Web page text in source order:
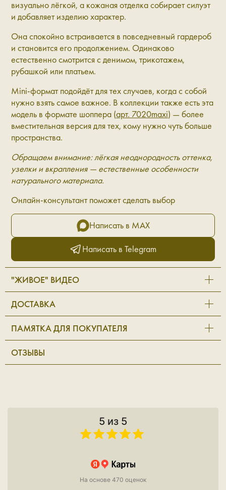
визуально лёгкой, а кожаная отделка собирает силуэт
и добавляет изделию характер.
Она спокойно встраивается в повседневный гардероб
и становится его продолжением. Одинаково
естественно смотрится с денимом, трикотажем,
рубашкой или платьем.
Mini-формат подойдёт для тех случаев, когда с собой
нужно взять самое важное. В коллекции также есть эта
модель в формате шоппера (арт. 7020maxi) — более
вместительная версия для тех, кому нужно чуть больше
пространства.
Обращаем внимание: лёгкая неоднородность оттенка,
узелки и вкрапления — естественные особенности
натурального материала.
Онлайн-консультант поможет сделать выбор
Написать в MAX
Написать в Telegram
"ЖИВОЕ" ВИДЕО
ДОСТАВКА
ПАМЯТКА ДЛЯ ПОКУПАТЕЛЯ
ОТЗЫВЫ
5 из 5
На основе 470 оценок